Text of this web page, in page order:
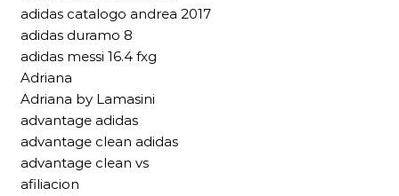
adidas catalogo andrea 2017
adidas duramo 8
adidas messi 16.4 fxg
Adriana
Adriana by Lamasini
advantage adidas
advantage clean adidas
advantage clean vs
afiliacion